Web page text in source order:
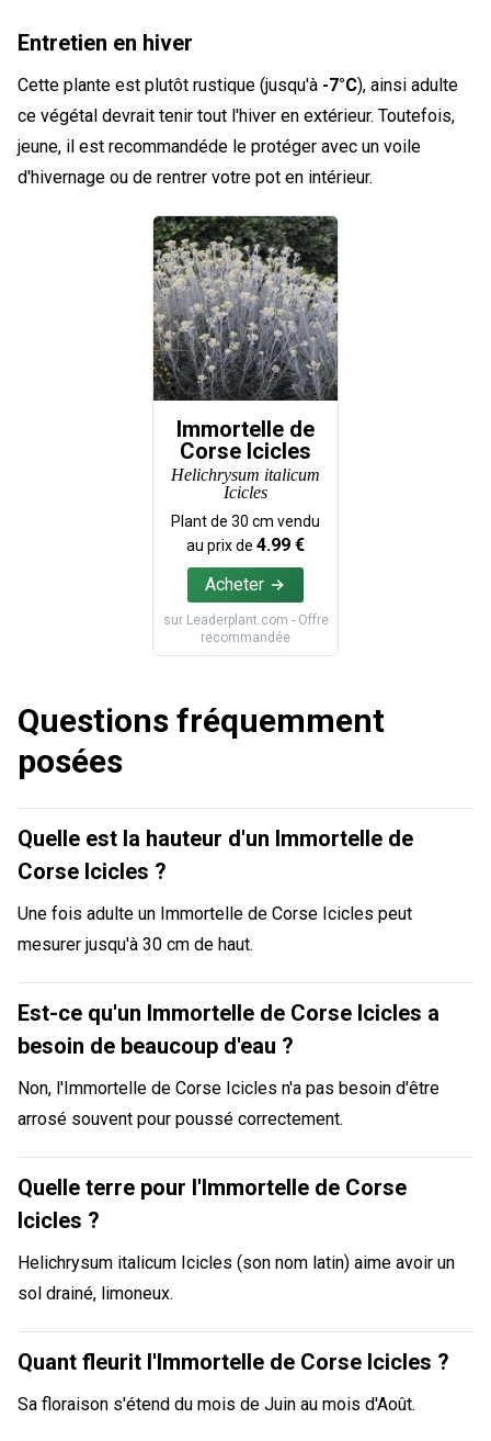
Entretien en hiver
Cette plante est plutôt rustique (jusqu'à -7°C), ainsi adulte
ce végétal devrait tenir tout l'hiver en extérieur. Toutefois,
jeune, il est recommandéde le protéger avec un voile
d'hivernage ou de rentrer votre pot en intérieur.
Immortelle de
Corse Icicles
Helichrysum italicum
Icicles
Plant de 30 cm vendu
au prix de 4.99 €
Acheter
sur Leaderplant.com - Offre
recommandée
Questions fréquemment
posées
Quelle est la hauteur d'un Immortelle de
Corse Icicles ?
Une fois adulte un Immortelle de Corse Icicles peut
mesurer jusqu'à 30 cm de haut.
Est-ce qu'un Immortelle de Corse Icicles a
besoin de beaucoup d'eau ?
Non, l'Immortelle de Corse Icicles n'a pas besoin d'être
arrosé souvent pour poussé correctement.
Quelle terre pour l'Immortelle de Corse
Icicles ?
Helichrysum italicum Icicles (son nom latin) aime avoir un
sol drainé, limoneux.
Quant fleurit l'Immortelle de Corse Icicles ?
Sa floraison s'étend du mois de Juin au mois d'Août.